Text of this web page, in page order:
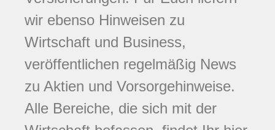
wir ebenso Hinweisen zu
Wirtschaft und Business,
veröffentlichen regelmäßig News
zu Aktien und Vorsorgehinweise.
Alle Bereiche, die sich mit der